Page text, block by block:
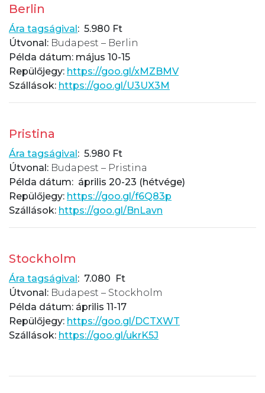
Berlin
Ára tagságival: 5.980 Ft
Útvonal: Budapest – Berlin
Példa dátum: május 10-15
Repülőjegy: https://goo.gl/xMZBMV
Szállások: https://goo.gl/U3UX3M
Pristina
Ára tagságival: 5.980 Ft
Útvonal: Budapest – Pristina
Példa dátum: április 20-23 (hétvége)
Repülőjegy: https://goo.gl/f6Q83p
Szállások: https://goo.gl/BnLavn
Stockholm
Ára tagságival: 7.080 Ft
Útvonal: Budapest – Stockholm
Példa dátum: április 11-17
Repülőjegy: https://goo.gl/DCTXWT
Szállások: https://goo.gl/ukrK5J